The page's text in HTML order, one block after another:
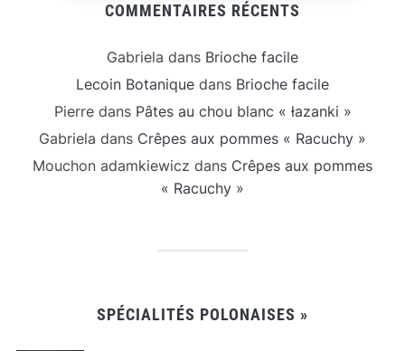
COMMENTAIRES RÉCENTS
Gabriela dans Brioche facile
Lecoin Botanique dans Brioche facile
Pierredans Pâtes au chou blanc « łazanki »
Gabriela dans Crêpes aux pommes « Racuchy »
Mouchon adamkiewicz dans Crêpes aux pommes
« Racuchy »
SPÉCIALITÉS POLONAISES »